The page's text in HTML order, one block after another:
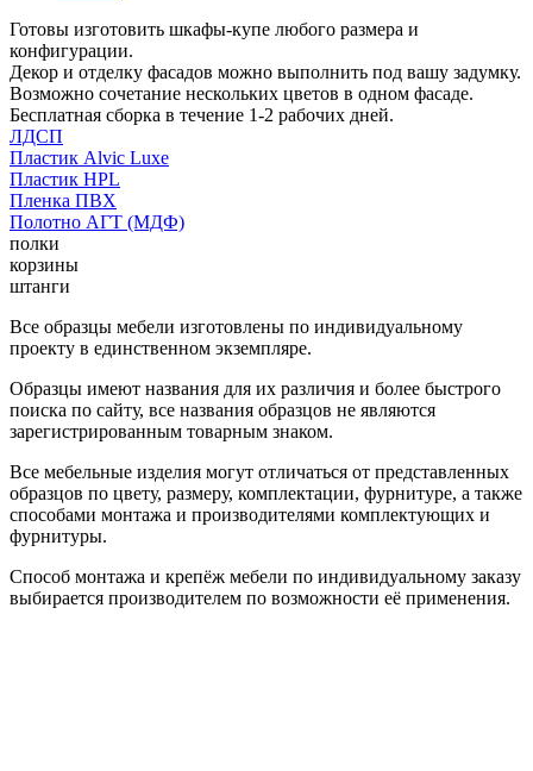
Готовы изготовить шкафы-купе любого размера и
конфигурации.
Декор и отделку фасадов можно выполнить под вашу задумку.
Возможно сочетание нескольких цветов в одном фасаде.
Бесплатная сборка в течение 1-2 рабочих дней.
ЛДСП
Пластик Alvic Luxe
Пластик HPL
Пленка ПВХ
Полотно АГТ (МДФ)
полки
корзины
штанги
Все образцы мебели изготовлены по индивидуальному
проекту в единственном экземпляре.
Образцы имеют названия для их различия и более быстрого
поиска по сайту, все названия образцов не являются
зарегистрированным товарным знаком.
Все мебельные изделия могут отличаться от представленных
образцов по цвету, размеру, комплектации, фурнитуре, а также
способами монтажа и производителями комплектующих и
фурнитуры.
Способ монтажа и крепёж мебели по индивидуальному заказу
выбирается производителем по возможности её применения.